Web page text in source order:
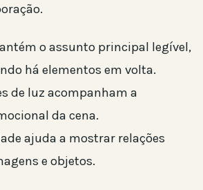
o assunto principal legível,
há elementos em volta.
de luz acompanham a
da cena.
ajuda a mostrar relações
e objetos.